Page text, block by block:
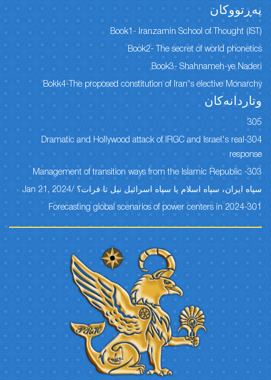
پەڕتووكان
Book1- Iranzamin School of Thought (IST)
Book2- The secret of world phonetics
Book3- Shahnameh-ye Naderi
Bokk4-The proposed constitution of Iran's elective Monarchy
وتاردانەكان
305
304-Dramatic and Hollywood attack of IRGC and Israel's real
response
303- Management of transition ways from the Islamic Republic
سپاه ایران، سپاه اسلام یا سپاه اسرائیل نیل تا فرات؟ /Jan 21, 2024
301-Forecasting global scenarios of power centers in 2024